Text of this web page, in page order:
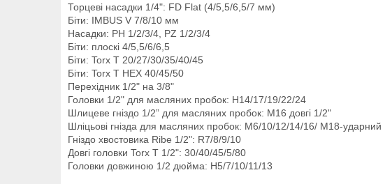
Торцеві насадки 1/4": FD Flat (4/5,5/6,5/7 мм)
Біти: IMBUS V 7/8/10 мм
Насадки: PH 1/2/3/4, PZ 1/2/3/4
Біти: плоскі 4/5,5/6/6,5
Біти: Torx T 20/27/30/35/40/45
Біти: Torx T HEX 40/45/50
Перехідник 1/2" на 3/8"
Головки 1/2" для масляних пробок: H14/17/19/22/24
Шлицеве гніздо 1/2” для масляних пробок: M16 довгі 1/2"
Шліцьові гнізда для масляних пробок: M6/10/12/14/16/ M18-ударний
Гніздо хвостовика Ribe 1/2": R7/8/9/10
Довгі головки Torx T 1/2": 30/40/45/5/80
Головки довжиною 1/2 дюйма: H5/7/10/11/13